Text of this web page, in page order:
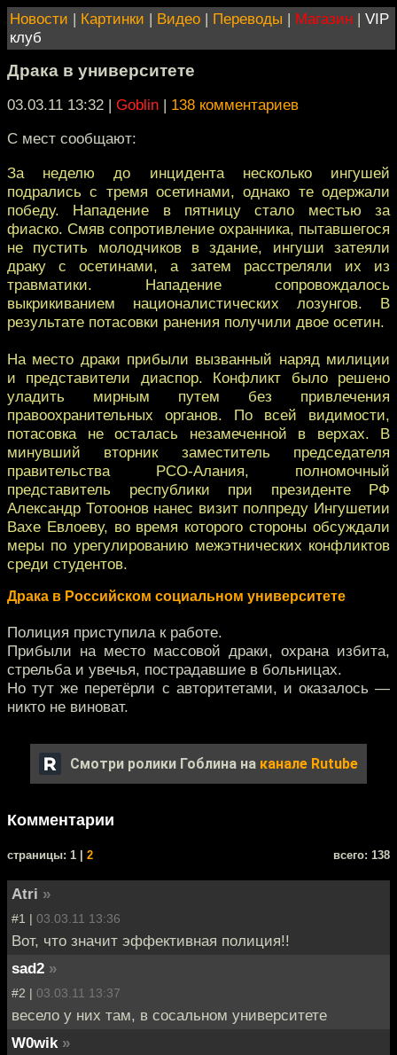
Новости | Картинки | Видео | Переводы | Магазин | VIP
клуб
Драка в университете
03.03.11 13:32 | Goblin | 138 комментариев
С мест сообщают:
За неделю до инцидента несколько ингушей
подрались с тремя осетинами, однако те одержали
победу. Нападение в пятницу стало местью за
фиаско. Смяв сопротивление охранника, пытавшегося
не пустить молодчиков в здание, ингуши затеяли
драку с осетинами, а затем расстреляли их из
травматики. Нападение сопровождалось
выкрикиванием националистических лозунгов. В
результате потасовки ранения получили двое осетин.
На место драки прибыли вызванный наряд милиции
и представители диаспор. Конфликт было решено
уладить мирным путем без привлечения
правоохранительных органов. По всей видимости,
потасовка не осталась незамеченной в верхах. В
минувший вторник заместитель председателя
правительства РСО-Алания, полномочный
представитель республики при президенте РФ
Александр Тотоонов нанес визит полпреду Ингушетии
Вахе Евлоеву, во время которого стороны обсуждали
меры по урегулированию межэтнических конфликтов
среди студентов.
Драка в Российском социальном университете
Полиция приступила к работе.
Прибыли на место массовой драки, охрана избита,
стрельба и увечья, пострадавшие в больницах.
Но тут же перетёрли с авторитетами, и оказалось —
никто не виноват.
Смотри ролики Гоблина на канале Rutube
Комментарии
cтраницы: 1 | 2 всего: 138
Atri »
#1 | 03.03.11 13:36
Вот, что значит эффективная полиция!!
sad2 »
#2 | 03.03.11 13:37
весело у них там, в сосальном университете
W0wik »